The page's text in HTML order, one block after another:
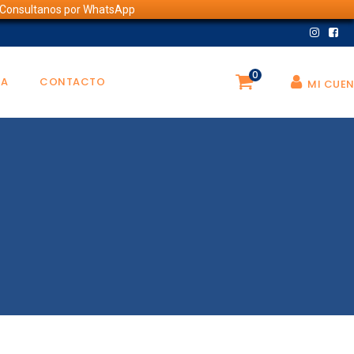
por WhatsApp
CONTACTO MI
0